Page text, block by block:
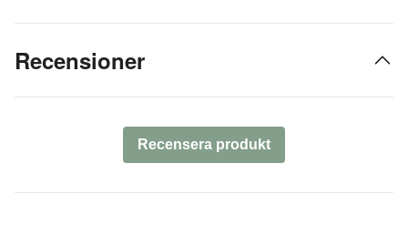
Recensioner
Recensera produkt